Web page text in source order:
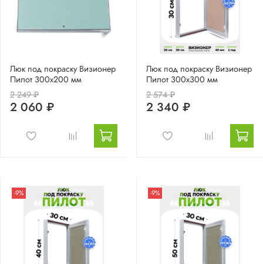
Люк под покраску Визионер
Пилот 300х200 мм
2 249 ₽
2 060 ₽
Люк под покраску Визионер
Пилот 300х300 мм
2 574 ₽
2 340 ₽
-9% -9%